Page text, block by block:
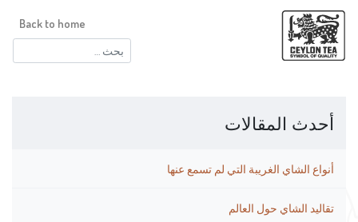
البحث
عن:
Back to home
أحدث المقالات
أنواع الشاي الغريبة التي لم تسمع عنها
تقاليد الشاي حول العالم